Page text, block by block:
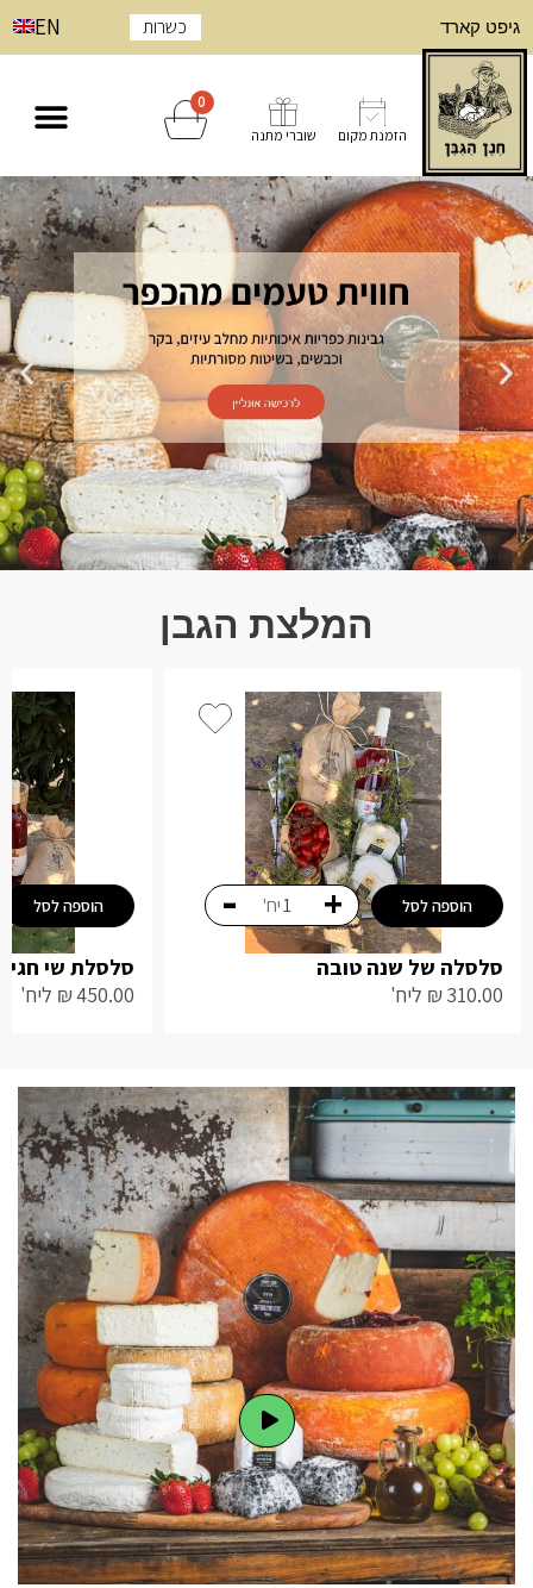
גיפט קארד כשרות EN
הזמנת מקום שוברי מתנה
0
המלצת הגבן
סלסלה של שנה טובה
₪310.00 ליח'
הוספה לסל + יח' -
סלסלת שי
₪450.00 ליח'
הוספה לסל